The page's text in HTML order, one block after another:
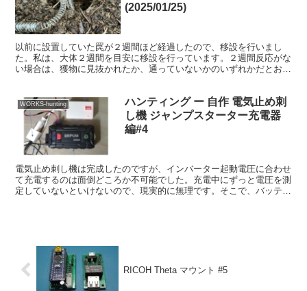
(2025/01/25)
以前に設置していた罠が２週間ほど経過したので、移設を行いまし
た。私は、大体２週間を目安に移設を行っています。２週間反応がな
い場合は、獲物に見抜かれたか、通っていないかのいずれかだとおも
WORKS-hunting
ハンティング ー 自作 電気止め刺
し機 ジャンプスターター充電器
編#4
電気止め刺し機は完成したのですが、インバーター起動電圧に合わせ
て充電するのは面倒どころか不可能でした。充電中にずっと電圧を測
定していないといけないので、現実的に無理です。そこで、バッテリ
RICOH Theta マウント #5